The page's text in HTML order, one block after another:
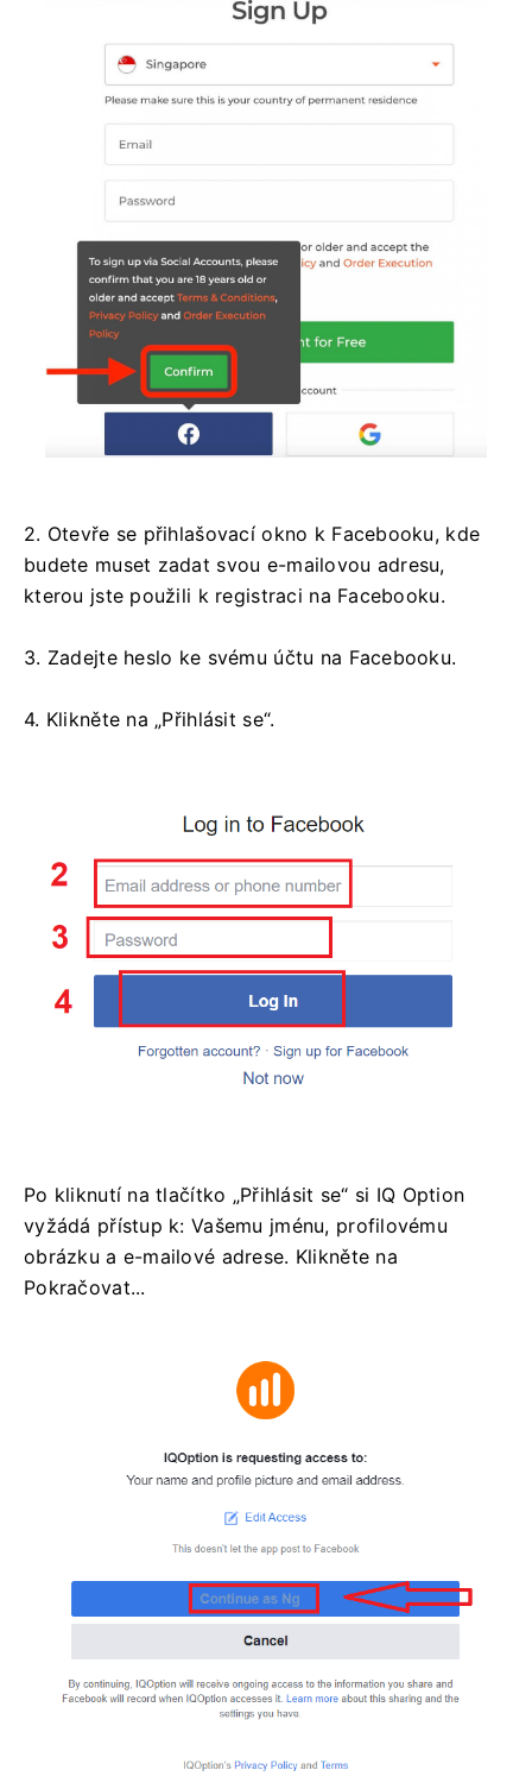
2. Otevře se přihlašovací okno k Facebooku, kde
budete muset zadat svou e-mailovou adresu,
kterou jste použili k registraci na Facebooku.
3. Zadejte heslo ke svému účtu na Facebooku.
4. Klikněte na „Přihlásit se“.
Po kliknutí na tlačítko „Přihlásit se“ si IQ Option
vyžádá přístup k: Vašemu jménu, profilovému
obrázku a e-mailové adrese. Klikněte na
Pokračovat...